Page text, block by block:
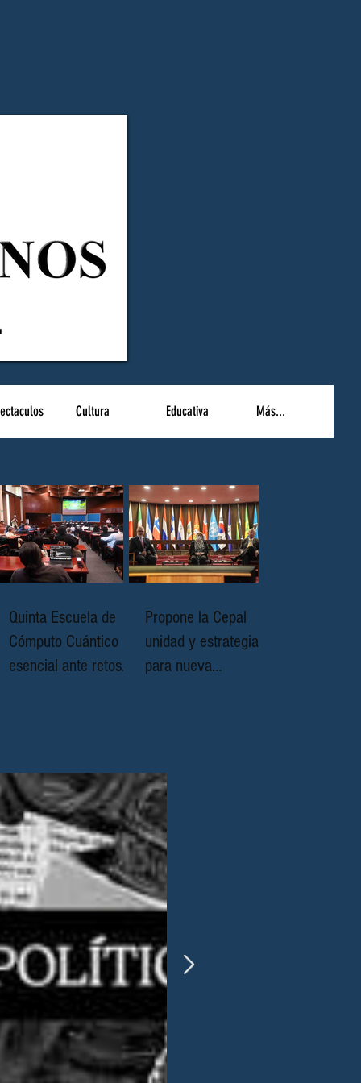
Cultura Educativa Más...
Quinta Escuela de
Cómputo Cuántico
esencial ante retos
Propone la Cepal
unidad y estrategias
para nueva